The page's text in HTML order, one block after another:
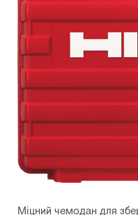
Міцний чемодан для